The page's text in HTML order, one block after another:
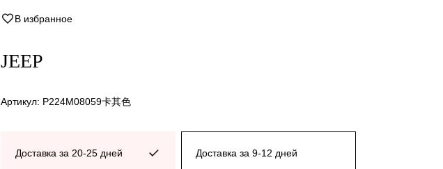
JEEP
В избранное
Артикул: P224M08059卡其色
Доставка за 20-25 дней Доставка за 9-12 дней